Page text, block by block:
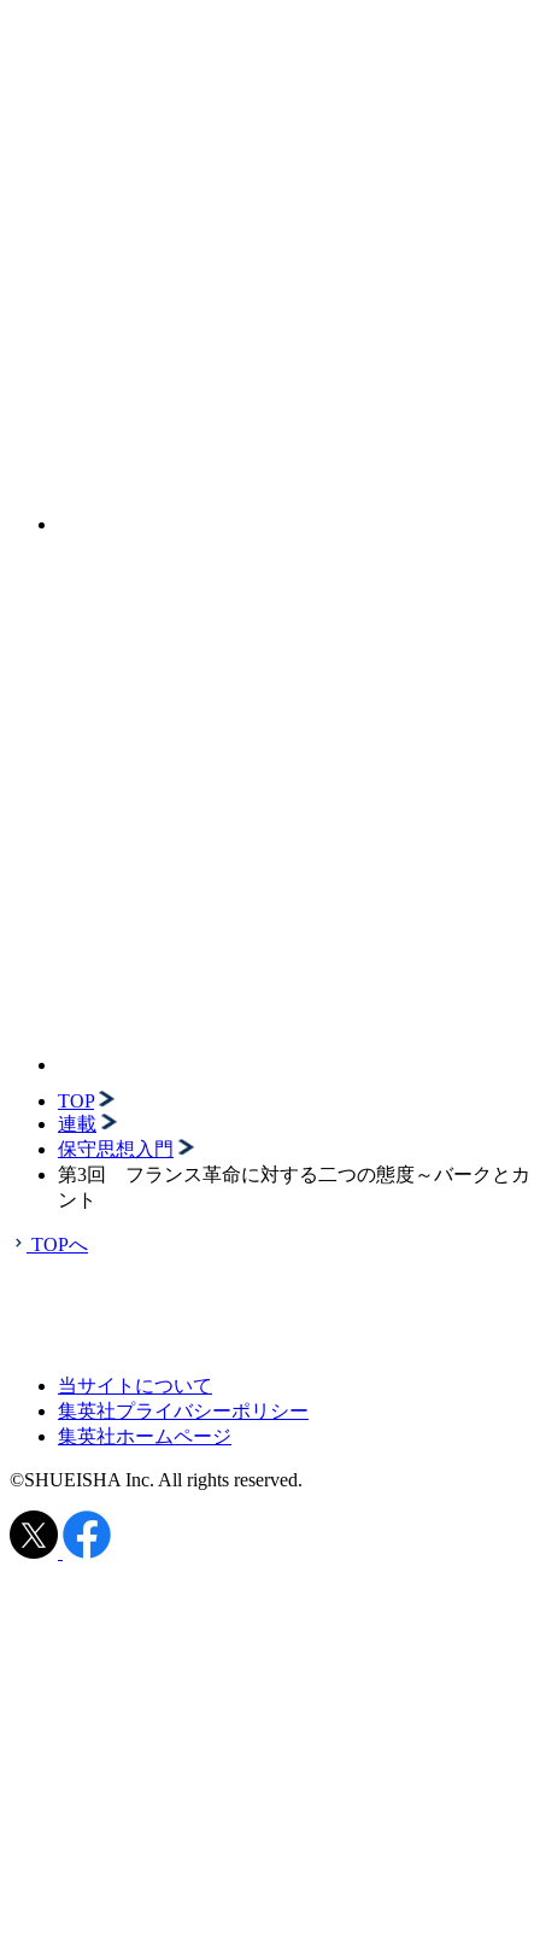
TOP
連載
保守思想入門
第3回 フランス革命に対する二つの態度～バークとカ
ント
TOPへ
当サイトについて
集英社プライバシーポリシー
集英社ホームページ
©SHUEISHA Inc. All rights reserved.